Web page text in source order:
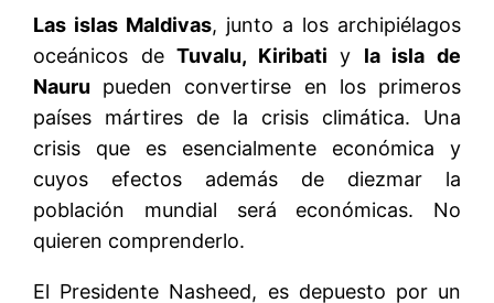
Las islas Maldivas, junto a los archipiélagos
oceánicos deTuvalu, Kiribati y la isla de
Nauru pueden convertirse en los primeros
países mártires de la crisis climática. Una
crisis que es esencialmente económica y
cuyos efectos además de diezmar la
población mundial será económicas. No
quieren comprenderlo.
El Presidente Nasheed, es depuesto por un